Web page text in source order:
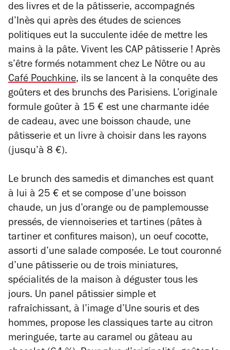
des livres et de la pâtisserie, accompagnés
d’Inès qui après des études de sciences
politiques eut la succulente idée de mettre les
mains à la pâte. Vivent les CAP pâtisserie ! Après
s’être formés notamment chez Le Nôtre ou au
Café Pouchkine, ils se lancent à la conquête des
goûters et des brunchs des Parisiens. L’originale
formule goûter à 15 € est une charmante idée
de cadeau, avec une boisson chaude, une
pâtisserie et un livre à choisir dans les rayons
(jusqu’à 8 €).
Le brunch des samedis et dimanches est quant
à lui à 25 € et se compose d’une boisson
chaude, un jus d’orange ou de pamplemousse
pressés, de viennoiseries et tartines (pâtes à
tartiner et confitures maison), un oeuf cocotte,
assorti d’une salade composée. Le tout couronné
d’une pâtisserie ou de trois miniatures,
spécialités de la maison à déguster tous les
jours. Un panel pâtissier simple et
rafraîchissant, à l’image d’Une souris et des
hommes, propose les classiques tarte au citron
meringuée, tarte au caramel ou gâteau au